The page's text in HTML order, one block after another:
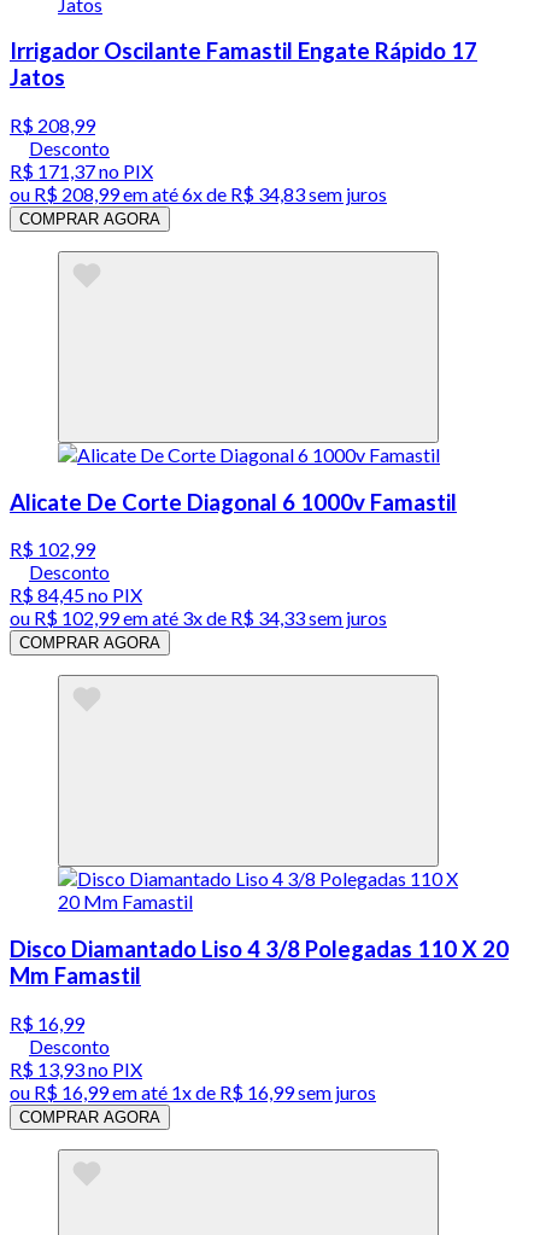
Irrigador Oscilante Famastil Engate Rápido 17
Jatos
R$ 208,99
Desconto
R$ 171,37no PIX
ou R$ 208,99em até6x de R$ 34,83 sem juros
COMPRAR AGORA
Alicate De Corte Diagonal 6 1000v Famastil
R$ 102,99
Desconto
R$ 84,45no PIX
ou R$ 102,99em até 3x de R$ 34,33 sem juros
COMPRAR AGORA
Disco Diamantado Liso 4 3/8 Polegadas 110 X 20
Mm Famastil
R$ 16,99
Desconto
R$ 13,93no PIX
ou R$ 16,99em até 1x de R$ 16,99sem juros
COMPRAR AGORA